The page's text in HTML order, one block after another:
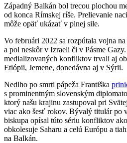
Západný Balkán bol trecou plochou
od konca Rímskej ríše. Prelievanie
môže opäť ukázať v plnej sile.
Vo februári 2022 sa rozpútala vojna
a pol neskôr v Izraeli či v Pásme
medializovaných konfliktov trvali aj
Etiópii, Jemene, donedávna aj v Sýrii.
Nedlho po smrti pápeža Františka
s prominentným slovenským
ktorý našu krajinu zastupoval pri
viac ako šesť rokov. Bývalý titulár po
biskupa opísal túto sériu konfliktov
obkolesuje Saharu a celú Európu a
na Balkán.